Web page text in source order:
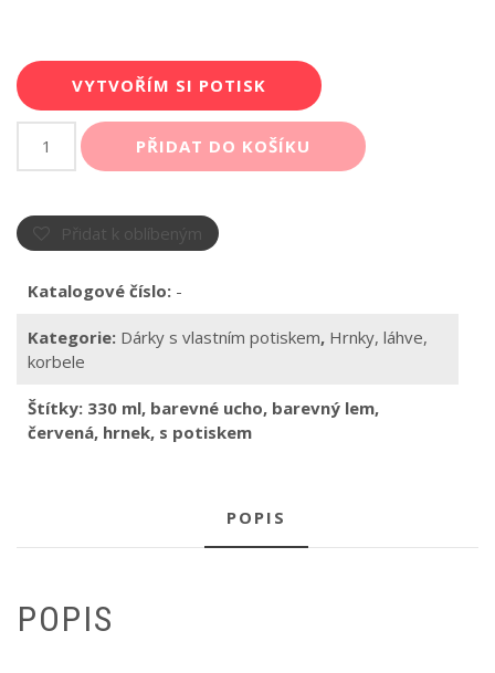
VYTVOŘÍM SI POTISK
barevný
ucho
s
potiskem
množství
PŘIDAT DO KOŠÍKU
Přidat k oblíbeným
Katalogové číslo: -
Kategorie: Dárky s vlastním potiskem, Hrnky, láhve,
korbele
Štítky: 330 ml, barevné ucho, barevný lem,
červená, hrnek, s potiskem
POPIS
POPIS